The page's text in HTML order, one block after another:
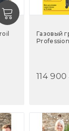
Газовый
114 900